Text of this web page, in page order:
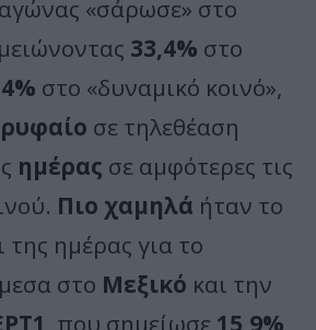
«σάρωσε» στο
33,4% στο
στο «δυναμικό κοινό»,
σε τηλεθέαση
ημέρας σε αμφότερες τις
Πιο χαμηλά ήταν το
της ημέρας για το
στο Μεξικό και την
, που σημείωσε 15,9%